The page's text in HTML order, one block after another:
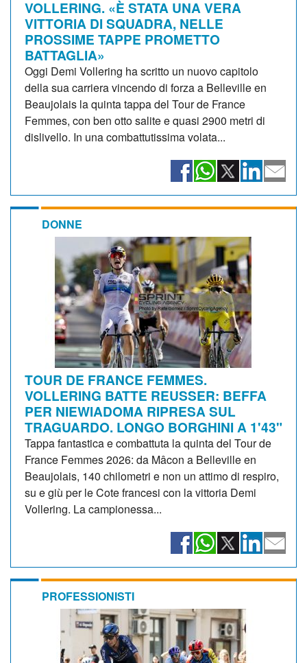
VOLLERING. «È STATA UNA VERA
VITTORIA DI SQUADRA, NELLE
PROSSIME TAPPE PROMETTO
BATTAGLIA»
Oggi Demi Vollering ha scritto un nuovo capitolo
della sua carriera vincendo di forza a Belleville en
Beaujolais la quinta tappa del Tour de France
Femmes, con ben otto salite e quasi 2900 metri di
dislivello. In una combattutissima volata...
DONNE
TOUR DE FRANCE FEMMES.
VOLLERING BATTE REUSSER: BEFFA
PER NIEWIADOMA RIPRESA SUL
TRAGUARDO. LONGO BORGHINI A 1'43"
Tappa fantastica e combattuta la quinta del Tour de
France Femmes 2026: da Mâcon a Belleville en
Beaujolais, 140 chilometri e non un attimo di respiro,
su e giù per le Cote francesi con la vittoria Demi
Vollering. La campionessa...
PROFESSIONISTI